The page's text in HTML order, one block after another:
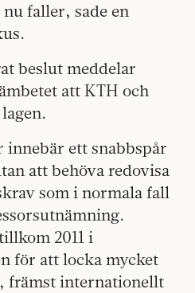
faller, sade en
beslut meddelar
att KTH och
ett snabbspår
att behöva redovisa
som i normala fall
2011 i
för att locka mycket
främst internationellt